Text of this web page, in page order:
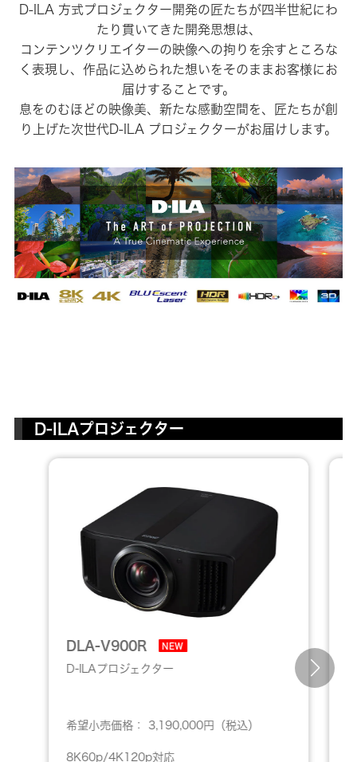
D-ILA 方式プロジェクター開発の匠たちが四半世紀にわ
たり貫いてきた開発思想は、
コンテンツクリエイターの映像への拘りを余すところな
く表現し、作品に込められた想いをそのままお客様にお
届けすることです。
息をのむほどの映像美、新たな感動空間を、匠たちが創
り上げた次世代D-ILA プロジェクターがお届けします。
D-ILAプロジェクター
DLA-V900R NEW
D-ILAプロジェクター
希望小売価格： 3,190,000円（税込）
8K60p/4K120p対応